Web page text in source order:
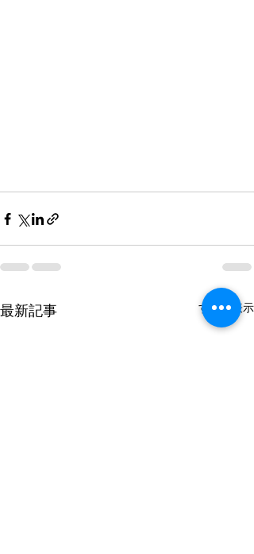
最新記事 すべて表示